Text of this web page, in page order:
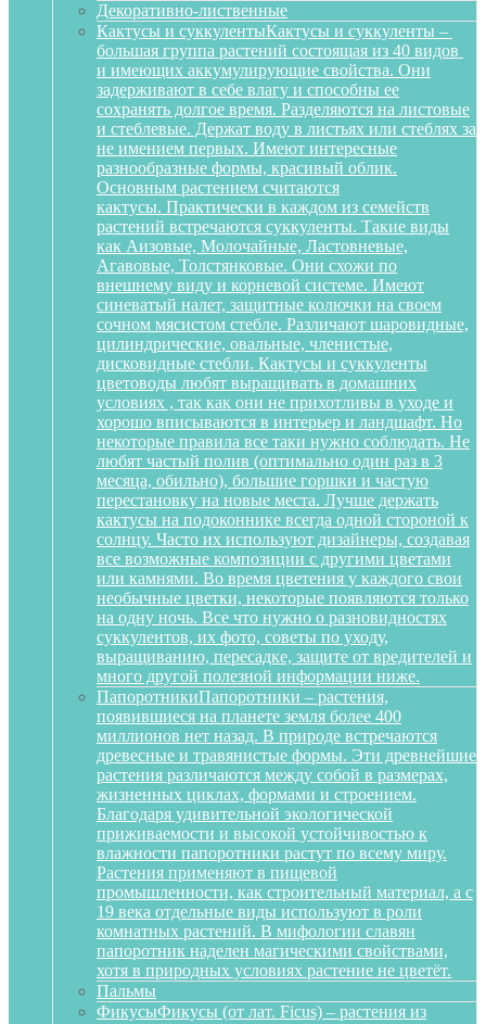
Декоративно-лиственные
Кактусы и суккулентыКактусы и суккуленты –
большая группа растений состоящая из 40 видов
и имеющих аккумулирующие свойства. Они
задерживают в себе влагу и способны ее
сохранять долгое время. Разделяются на листовые
и стеблевые. Держат воду в листьях или стеблях за
не имением первых. Имеют интересные
разнообразные формы, красивый облик.
Основным растением считаются
кактусы. Практически в каждом из семейств
растений встречаются суккуленты. Такие виды
как Аизовые, Молочайные, Ластовневые,
Агавовые, Толстянковые. Они схожи по
внешнему виду и корневой системе. Имеют
синеватый налет, защитные колючки на своем
сочном мясистом стебле. Различают шаровидные,
цилиндрические, овальные, членистые,
дисковидные стебли. Кактусы и суккуленты
цветоводы любят выращивать в домашних
условиях , так как они не прихотливы в уходе и
хорошо вписываются в интерьер и ландшафт. Но
некоторые правила все таки нужно соблюдать. Не
любят частый полив (оптимально один раз в 3
месяца, обильно), большие горшки и частую
перестановку на новые места. Лучше держать
кактусы на подоконнике всегда одной стороной к
солнцу. Часто их используют дизайнеры, создавая
все возможные композиции с другими цветами
или камнями. Во время цветения у каждого свои
необычные цветки, некоторые появляются только
на одну ночь. Все что нужно о разновидностях
суккулентов, их фото, советы по уходу,
выращиванию, пересадке, защите от вредителей и
много другой полезной информации ниже.
ПапоротникиПапоротники – растения,
появившиеся на планете земля более 400
миллионов нет назад. В природе встречаются
древесные и травянистые формы. Эти древнейшие
растения различаются между собой в размерах,
жизненных циклах, формами и строением.
Благодаря удивительной экологической
приживаемости и высокой устойчивостью к
влажности папоротники растут по всему миру.
Растения применяют в пищевой
промышленности, как строительный материал, а с
19 века отдельные виды используют в роли
комнатных растений. В мифологии славян
папоротник наделен магическими свойствами,
хотя в природных условиях растение не цветёт.
Пальмы
ФикусыФикусы (от лат. Ficus) – растения из